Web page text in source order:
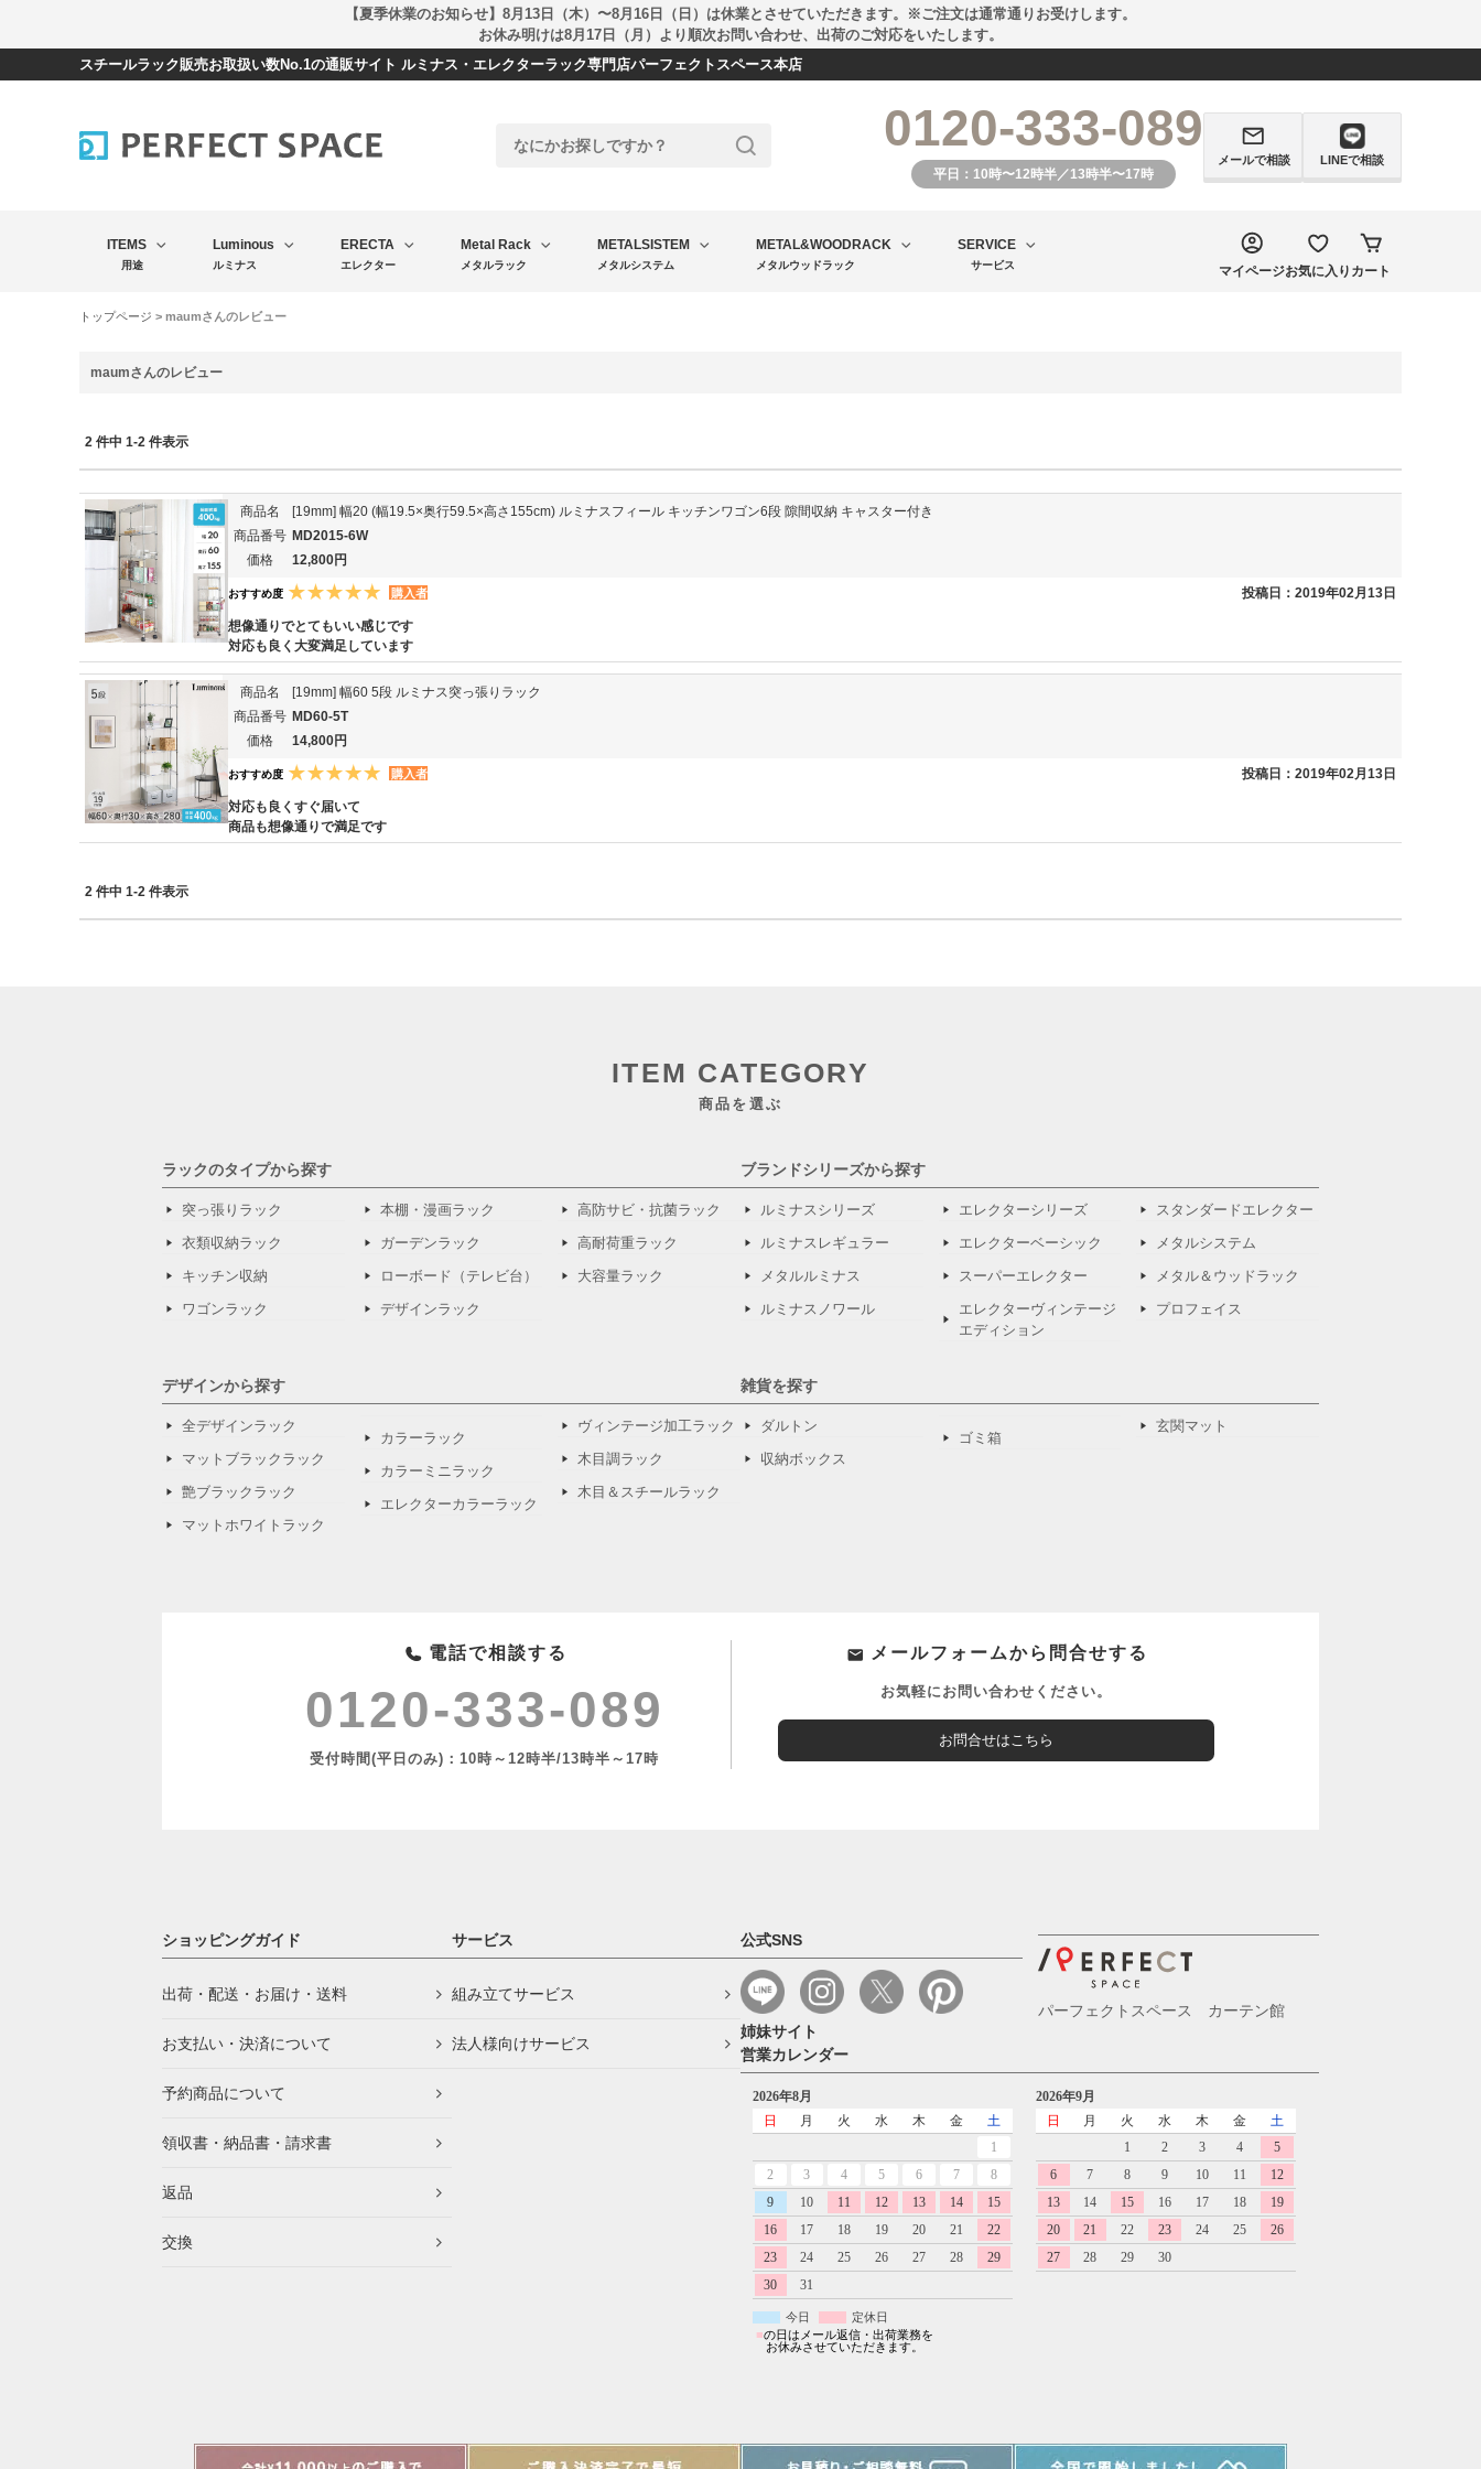
【夏季休業のお知らせ】8月13日（木）〜8月16日（日）は休業とさせていただきます。※ご注文は通常通りお受けします。
お休み明けは8月17日（月）より順次お問い合わせ、出荷のご対応をいたします。
スチールラック販売お取扱い数No.1の通販サイト ルミナス・エレクターラック専門店パーフェクトスペース本店
0120-333-089
平日：10時〜12時半／13時半〜17時
メールで相談 LINEで相談
ITEMS
用途
Luminous
ルミナス
ERECTA
エレクター
Metal Rack
メタルラック
METALSISTEM
メタルシステム
METAL&WOODRACK
メタルウッドラック
SERVICE
サービス マイページお気に入り カート
トップページ > maumさんのレビュー
maumさんのレビュー
2 件中 1-2 件表示
商品名
[19mm] 幅20 (幅19.5×奥行59.5×高さ155cm) ルミナスフィール キッチンワゴン6段 隙間収納 キャスター付き
商品番号 MD2015-6W
価格
12,800円
投稿日：2019年02月13日
おすすめ度 購入者
想像通りでとてもいい感じです
対応も良く大変満足しています
商品名
[19mm] 幅60 5段 ルミナス突っ張りラック
商品番号 MD60-5T
価格
14,800円
投稿日：2019年02月13日
おすすめ度 購入者
対応も良くすぐ届いて
商品も想像通りで満足です
2 件中 1-2 件表示